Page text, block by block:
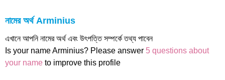
নামের অর্থ Arminius
এখানে আপনি নামের অর্থ এবং উৎপত্তি সম্পর্কে তথ্য পাবেন
Is your name Arminius? Please answer 5 questions about
your name to improve this profile